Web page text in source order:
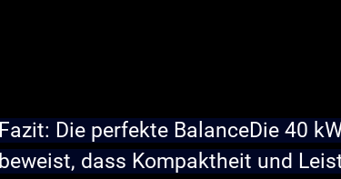
Fazit: Die perfekte BalanceDie 40
beweist, dass Kompaktheit und